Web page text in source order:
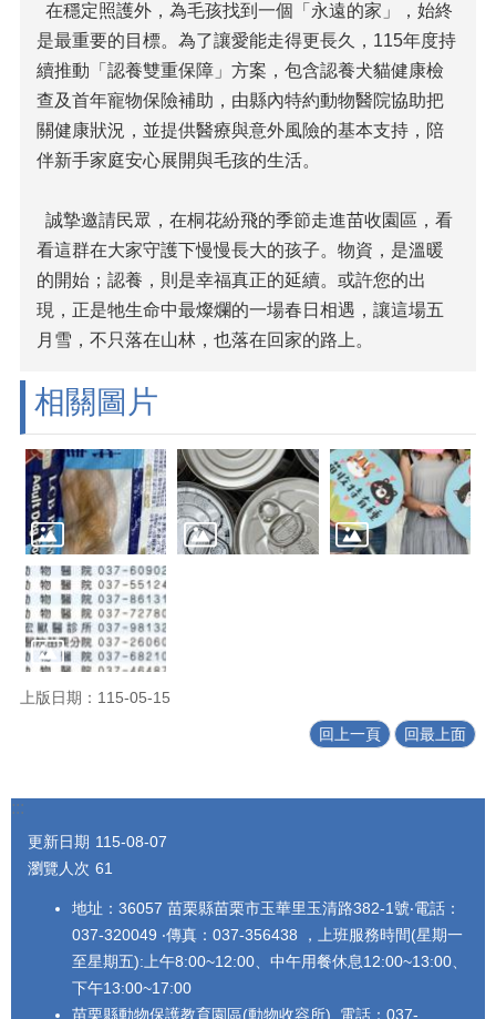
在穩定照護外，為毛孩找到一個「永遠的家」，始終
是最重要的目標。為了讓愛能走得更長久，115年度持
續推動「認養雙重保障」方案，包含認養犬貓健康檢
查及首年寵物保險補助，由縣內特約動物醫院協助把
關健康狀況，並提供醫療與意外風險的基本支持，陪
伴新手家庭安心展開與毛孩的生活。
誠摯邀請民眾，在桐花紛飛的季節走進苗收園區，看
看這群在大家守護下慢慢長大的孩子。物資，是溫暖
的開始；認養，則是幸福真正的延續。或許您的出
現，正是牠生命中最燦爛的一場春日相遇，讓這場五
月雪，不只落在山林，也落在回家的路上。
相關圖片
上版日期：115-05-15
回上一頁 回最上面
:::
更新日期 115-08-07
瀏覽人次 61
地址：36057 苗栗縣苗栗市玉華里玉清路382-1號‧電話：
037-320049 ‧傳真：037-356438 ，上班服務時間(星期一
至星期五):上午8:00~12:00、中午用餐休息12:00~13:00、
下午13:00~17:00
苗栗縣動物保護教育園區(動物收容所) 電話：037-